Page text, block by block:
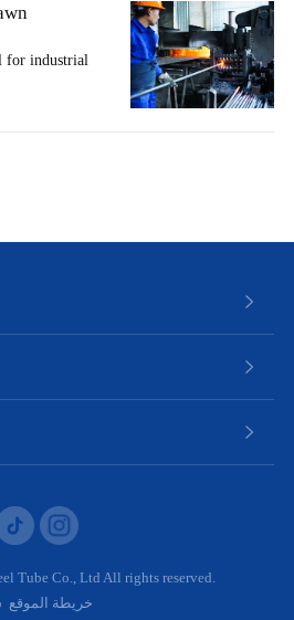
for industrial
Tube Co., Ltd All rights reserved.
خريطة الموقع